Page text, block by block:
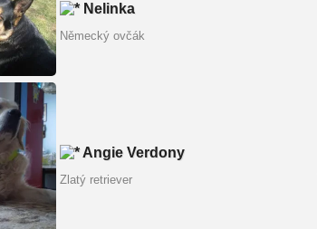
Nelinka
Německý ovčák
Angie Verdony
Zlatý retriever